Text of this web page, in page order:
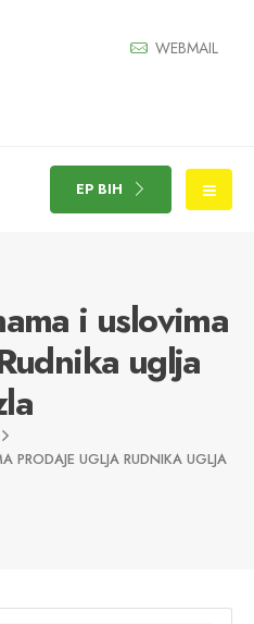
WEBMAIL
EP BIH
i uslovima
uglja
PRODAJE UGLJA RUDNIKA UGLJA